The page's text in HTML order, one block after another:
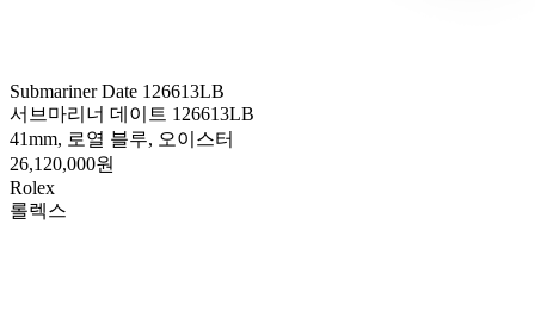
Submariner Date 126613LB
서브마리너 데이트 126613LB
41mm, 로열 블루, 오이스터
26,120,000원
Rolex
롤렉스